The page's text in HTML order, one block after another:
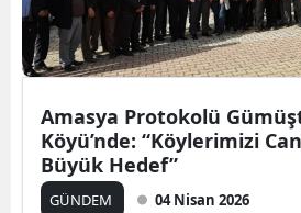
Amasya Protokolü
Köyü’nde: “Köylerimizi
Büyük Hedef”
GÜNDEM 04 Nisan 2026